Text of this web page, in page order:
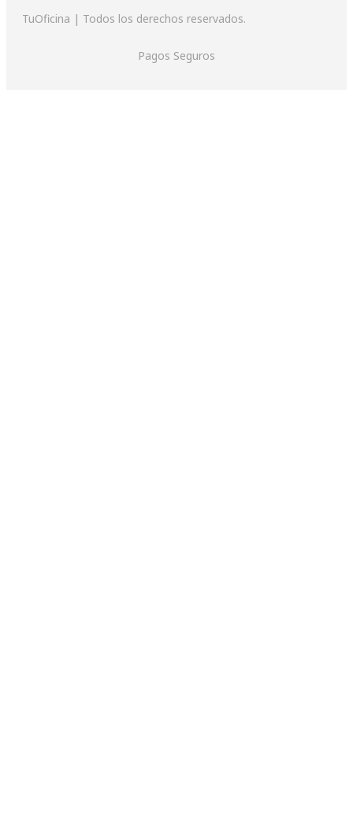
TuOficina | Todos los derechos reservados.
Pagos Seguros